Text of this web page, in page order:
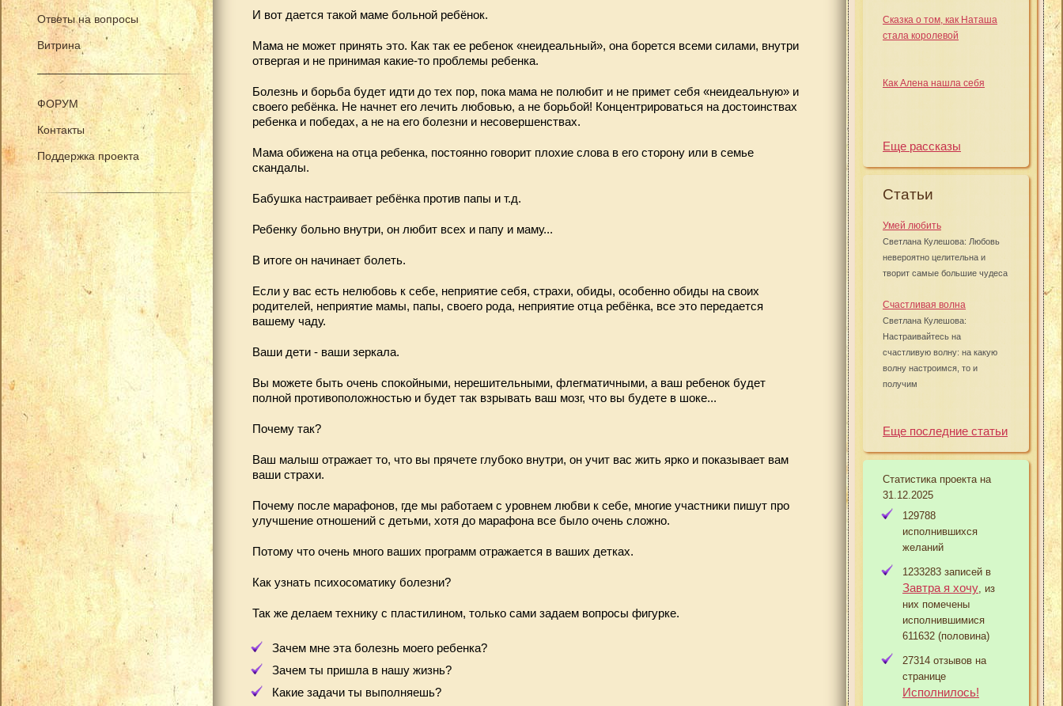
Ответы на вопросы
Витрина
ФОРУМ
Контакты
Поддержка проекта
И вот дается такой маме больной ребёнок.
Мама не может принять это. Как так ее ребенок «неидеальный», она борется всеми силами, внутри
отвергая и не принимая какие-то проблемы ребенка.
Болезнь и борьба будет идти до тех пор, пока мама не полюбит и не примет себя «неидеальную» и
своего ребёнка. Не начнет его лечить любовью, а не борьбой! Концентрироваться на достоинствах
ребенка и победах, а не на его болезни и несовершенствах.
Мама обижена на отца ребенка, постоянно говорит плохие слова в его сторону или в семье
скандалы.
Бабушка настраивает ребёнка против папы и т.д.
Ребенку больно внутри, он любит всех и папу и маму...
В итоге он начинает болеть.
Если у вас есть нелюбовь к себе, неприятие себя, страхи, обиды, особенно обиды на своих
родителей, неприятие мамы, папы, своего рода, неприятие отца ребёнка, все это передается
вашему чаду.
Ваши дети - ваши зеркала.
Вы можете быть очень спокойными, нерешительными, флегматичными, а ваш ребенок будет
полной противоположностью и будет так взрывать ваш мозг, что вы будете в шоке...
Почему так?
Ваш малыш отражает то, что вы прячете глубоко внутри, он учит вас жить ярко и показывает вам
ваши страхи.
Почему после марафонов, где мы работаем с уровнем любви к себе, многие участники пишут про
улучшение отношений с детьми, хотя до марафона все было очень сложно.
Потому что очень много ваших программ отражается в ваших детках.
Как узнать психосоматику болезни?
Так же делаем технику с пластилином, только сами задаем вопросы фигурке.
Зачем мне эта болезнь моего ребенка?
Зачем ты пришла в нашу жизнь?
Какие задачи ты выполняешь?
Сказка о том, как Наташа
стала королевой
Как Алена нашла себя
Еще рассказы
Статьи
Умей любить
Светлана Кулешова: Любовь
невероятно целительна и
творит самые большие чудеса
Счастливая волна
Светлана Кулешова:
Настраивайтесь на
счастливую волну: на какую
волну настроимся, то и
получим
Еще последние статьи
Статистика проекта на
31.12.2025
129788
исполнившихся
желаний
1233283 записей в
Завтра я хочу , из
них помечены
исполнившимися
611632 (половина)
27314 отзывов на
странице
Исполнилось!